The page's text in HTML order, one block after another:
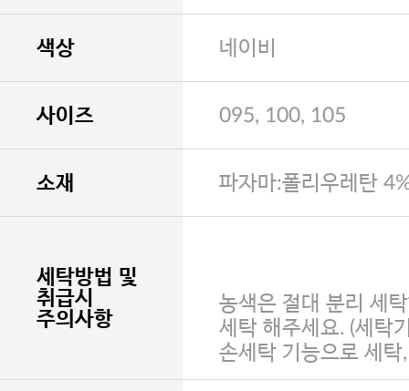
색상 네이비
사이즈 095, 100, 105
소재 파자마:폴리우레탄
세탁방법 및
취급시
주의사항
농색은 절대 분리 세
세탁 해주세요. (세탁
손세탁 기능으로 세탁